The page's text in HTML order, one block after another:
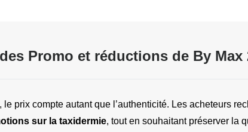
Promo et réductions de By Max
le prix compte autant que l’authenticité. Les acheteurs
sur la taxidermie, tout en souhaitant préserver la